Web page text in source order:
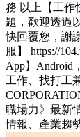
務 以上【工作
題，歡迎透過
快回覆您，謝
服】 https://
App】Android
工作、找打工
職場力》最新
情報、產業趨